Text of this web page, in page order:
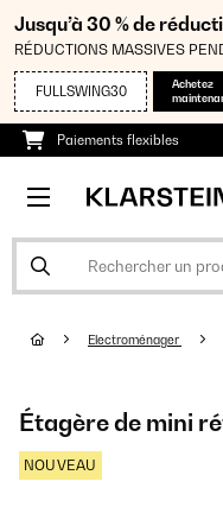
Jusqu’à 30 % de
RÉDUCTIONS MASSIVES
FULLSWING30
Achetez
Paiements flexibles
Electroménager
Étagère de mini
NOUVEAU